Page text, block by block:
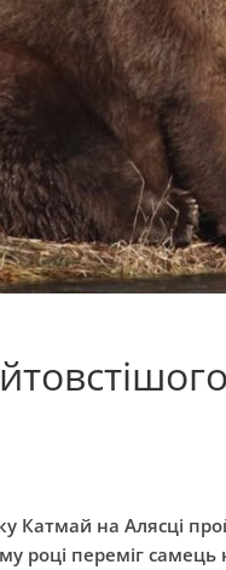
Катмай на Алясці
році переміг самець